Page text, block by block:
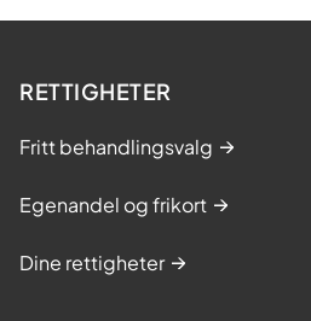
RETTIGHETER
Fritt behandlingsvalg
Egenandel og frikort
Dine rettigheter